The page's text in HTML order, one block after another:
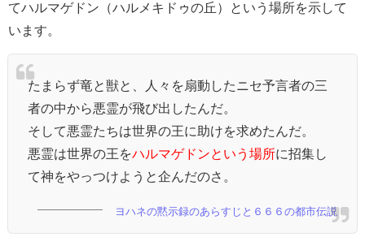
てハルマゲドン（ハルメキドゥの丘）という場所を示して
います。
たまらず竜と獣と、人々を扇動したニセ予言者の三
者の中から悪霊が飛び出したんだ。
そして悪霊たちは世界の王に助けを求めたんだ。
悪霊は世界の王をハルマゲドンという場所に招集し
て神をやっつけようと企んだのさ。
ヨハネの黙示録のあらすじと６６６の都市伝説